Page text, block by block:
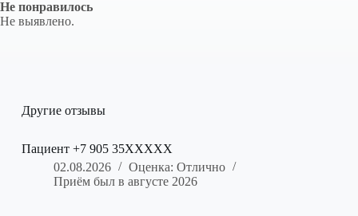
Не понравилось
Не выявлено.
Другие отзывы
Пациент +7 905 35XXXXX
02.08.2026
Оценка: Отлично
Приём был в августе 2026